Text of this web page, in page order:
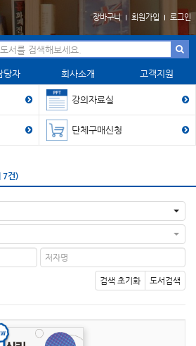
장바구니 회원가입 로그인
당자 회사소개 고객지원
강의자료실
단체구매신청
7건)
검색 초기화 도서검색